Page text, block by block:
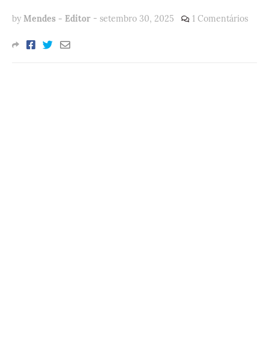
by Mendes - Editor - setembro 30, 2025 1 Comentários